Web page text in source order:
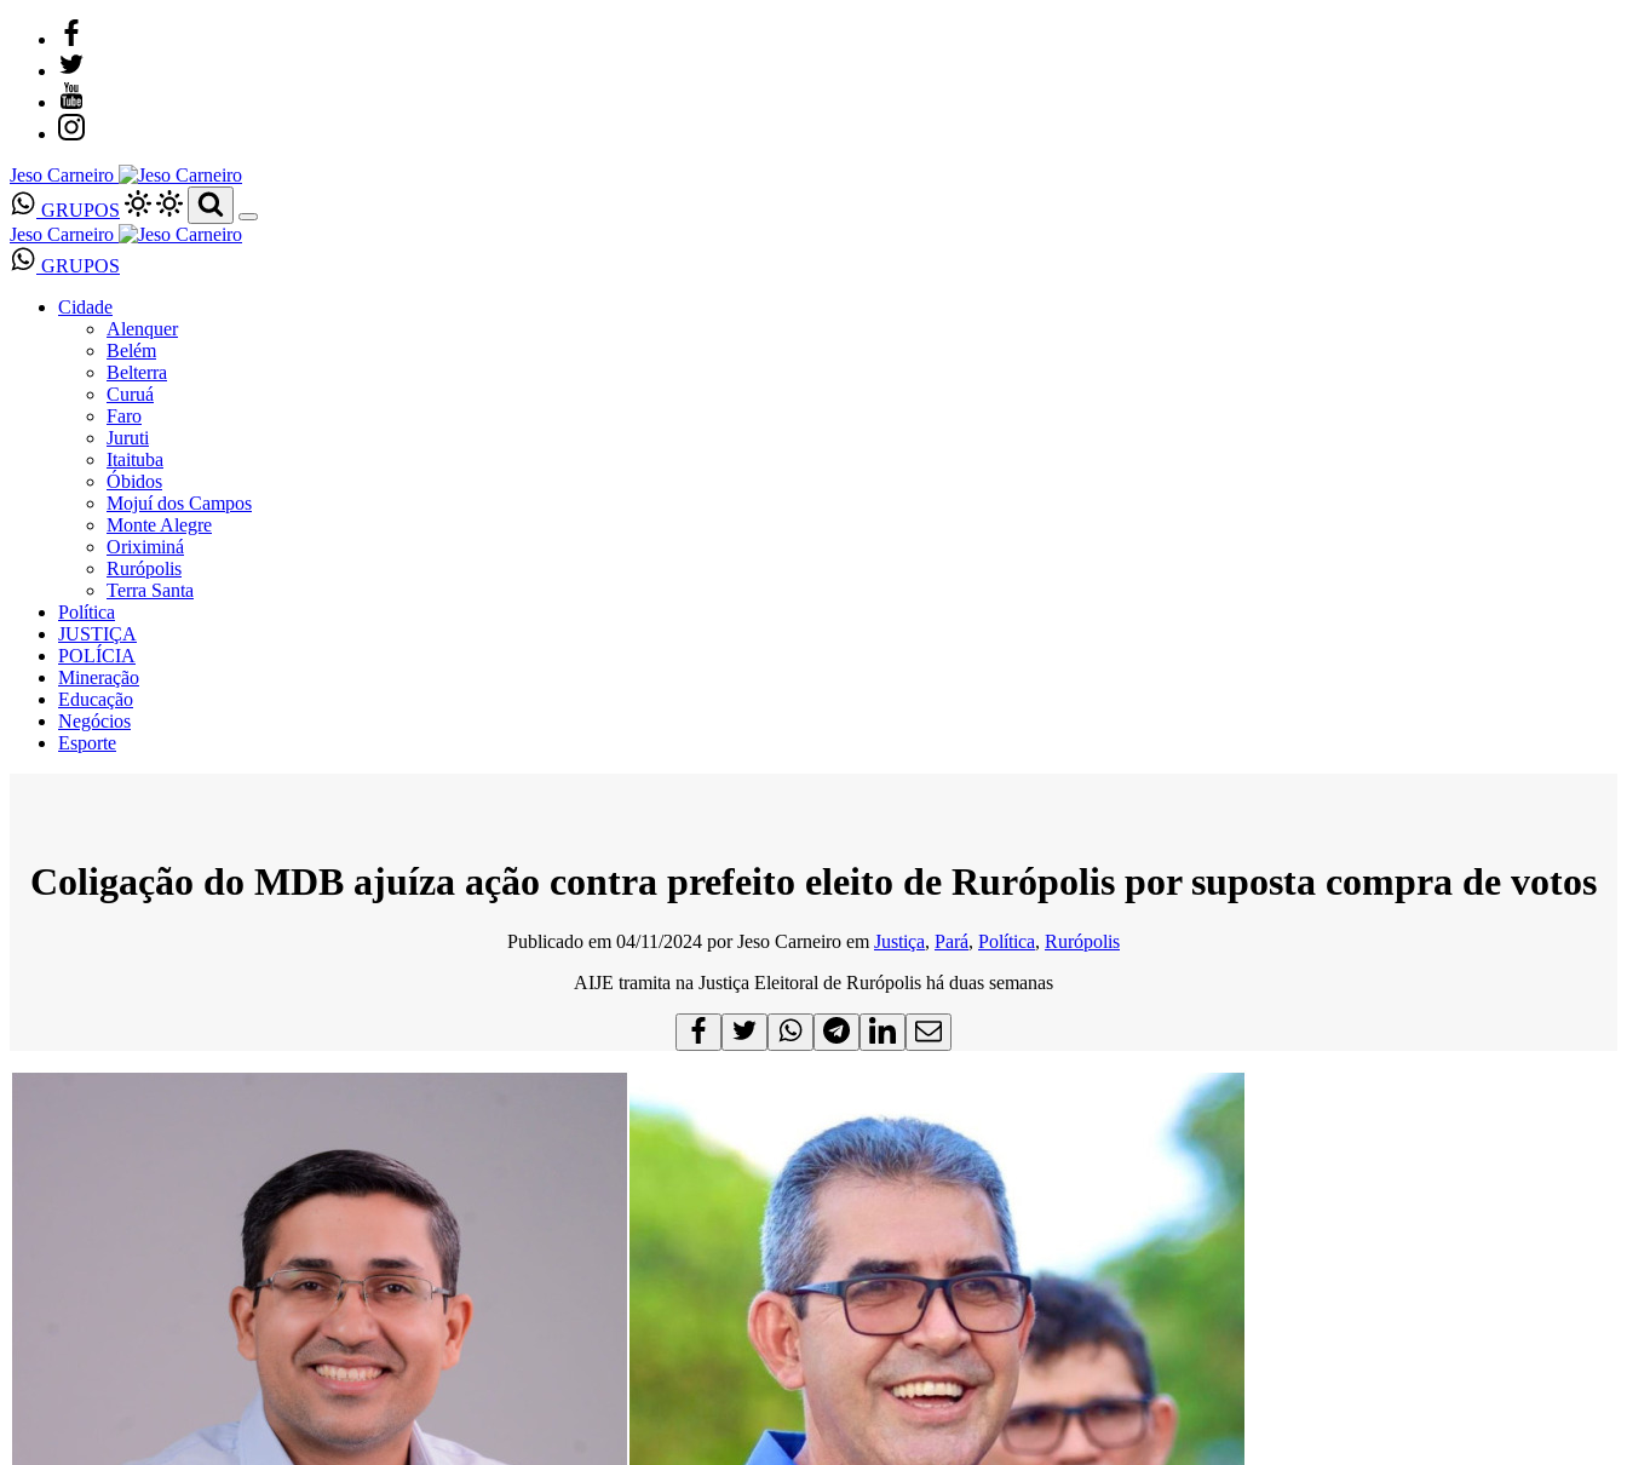
Jeso Carneiro
GRUPOS
Jeso Carneiro
GRUPOS
Cidade
Alenquer
Belém
Belterra
Curuá
Faro
Juruti
Itaituba
Óbidos
Mojuí dos Campos
Monte Alegre
Oriximiná
Rurópolis
Terra Santa
Política
JUSTIÇA
POLÍCIA
Mineração
Educação
Negócios
Esporte
Coligação do MDB ajuíza ação contra prefeito eleito de Rurópolis por suposta compra de votos
Publicado em 04/11/2024 porJeso Carneiro em Justiça, Pará, Política, Rurópolis
AIJE tramita na Justiça Eleitoral de Rurópolis há duas semanas